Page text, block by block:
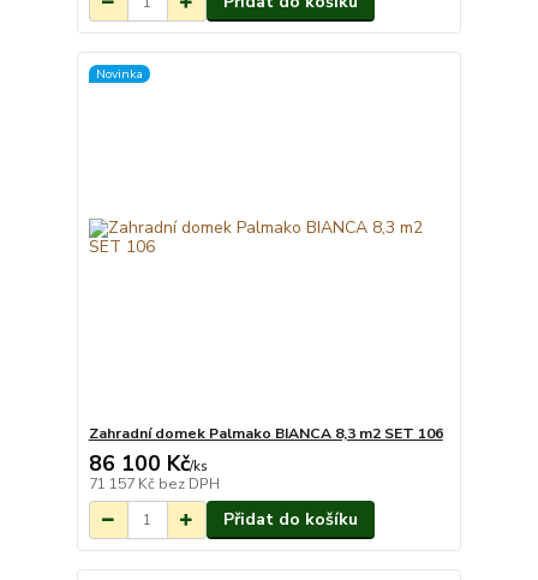
Novinka
Zahradní domek Palmako BIANCA 8,3 m2 SET 106
86 100 Kč/ks
71 157 Kč bez DPH
Přidat do košíku